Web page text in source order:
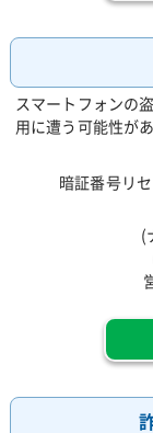
スマートフォンの
用に遭う可能性があ
暗証番号リ
(